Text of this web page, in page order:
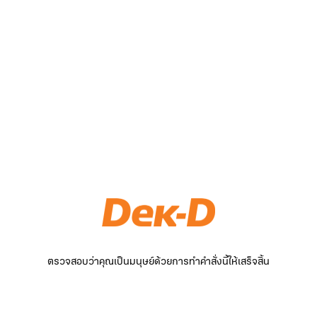
ตรวจสอบว่าคุณเป็นมนุษย์ด้วยการทำคำสั่งนี้ให้เสร็จสิ้น